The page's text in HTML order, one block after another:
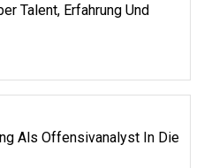
Talent, Erfahrung Und
Als Offensivanalyst In Die